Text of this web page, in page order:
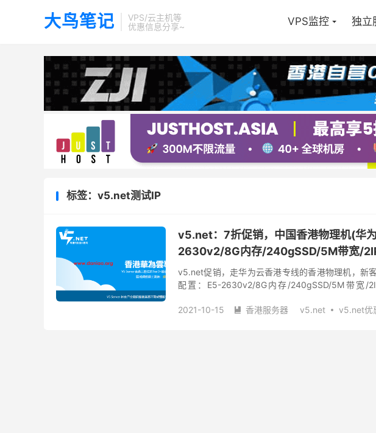
大鸟笔记
VPS/云主机等
优惠信息分享~
VPS监控 独立
标签：v5.net测试IP
v5.net：7折促销，中国香港物理机(华
2630v2/8G内存/240gSSD/5M带宽/
v5.net促销，走华为云香港专线的香港物理机，新
配置：E5-2630v2/8G内存/240gSSD/5M带宽/
2021-10-15  香港服务器 v5.net v5.net优